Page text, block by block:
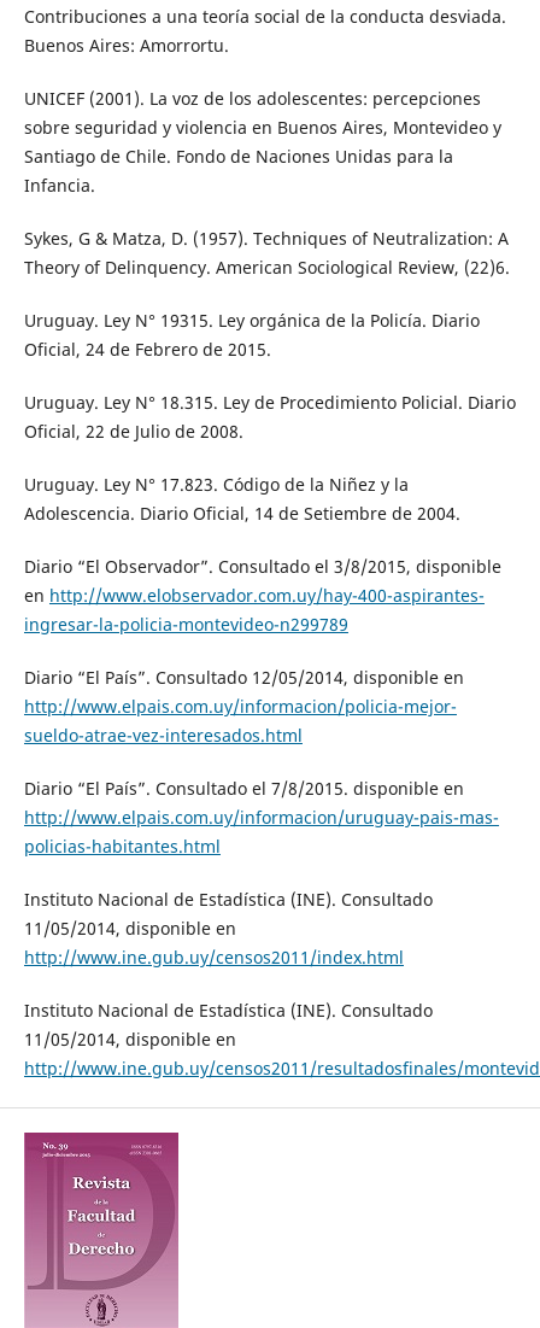
Contribuciones a una teoría social de la conducta desviada.
Buenos Aires: Amorrortu.
UNICEF (2001). La voz de los adolescentes: percepciones
sobre seguridad y violencia en Buenos Aires, Montevideo y
Santiago de Chile. Fondo de Naciones Unidas para la
Infancia.
Sykes, G & Matza, D. (1957). Techniques of Neutralization: A
Theory of Delinquency. American Sociological Review, (22)6.
Uruguay. Ley N° 19315. Ley orgánica de la Policía. Diario
Oficial, 24 de Febrero de 2015.
Uruguay. Ley N° 18.315. Ley de Procedimiento Policial. Diario
Oficial, 22 de Julio de 2008.
Uruguay. Ley N° 17.823. Código de la Niñez y la
Adolescencia. Diario Oficial, 14 de Setiembre de 2004.
Diario “El Observador”. Consultado el 3/8/2015, disponible
en http://www.elobservador.com.uy/hay-400-aspirantes-
ingresar-la-policia-montevideo-n299789
Diario “El País”. Consultado 12/05/2014, disponible en
http://www.elpais.com.uy/informacion/policia-mejor-
sueldo-atrae-vez-interesados.html
Diario “El País”. Consultado el 7/8/2015. disponible en
http://www.elpais.com.uy/informacion/uruguay-pais-mas-
policias-habitantes.html
Instituto Nacional de Estadística (INE). Consultado
11/05/2014, disponible en
http://www.ine.gub.uy/censos2011/index.html
Instituto Nacional de Estadística (INE). Consultado
11/05/2014, disponible en
http://www.ine.gub.uy/censos2011/resultadosfinales/